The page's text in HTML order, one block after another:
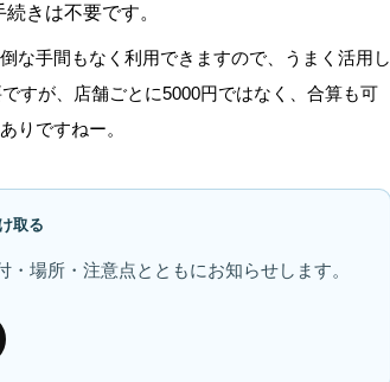
きは不要です。
な手間もなく利用できますので、うまく活用し
すが、店舗ごとに5000円ではなく、合算も可
りですねー。
取る
場所・注意点とともにお知らせします。